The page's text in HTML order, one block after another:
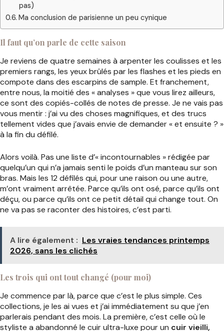
pas)
Ma conclusion de parisienne un peu cynique
Il faut qu’on parle de cette saison
Je reviens de quatre semaines à arpenter les coulisses et les
premiers rangs, les yeux brûlés par les flashes et les pieds en
compote dans des escarpins de sample. Et franchement,
entre nous, la moitié des « analyses » que vous lirez ailleurs,
ce sont des copiés-collés de notes de presse. Je ne vais pas
vous mentir : j’ai vu des choses magnifiques, et des trucs
tellement vides que j’avais envie de demander « et ensuite ? »
à la fin du défilé.
Alors voilà. Pas une liste d’« incontournables » rédigée par
quelqu’un qui n’a jamais senti le poids d’un manteau sur son
bras. Mais les 12 défilés qui, pour une raison ou une autre,
m’ont vraiment arrêtée. Parce qu’ils ont osé, parce qu’ils ont
déçu, ou parce qu’ils ont ce petit détail qui change tout. On
ne va pas se raconter des histoires, c’est parti.
A lire également : Les vraies tendances printemps
2026, sans les clichés
Les trois qui ont tout changé (pour moi)
Je commence par là, parce que c’est le plus simple. Ces
collections, je les ai vues et j’ai immédiatement su que j’en
parlerais pendant des mois. La première, c’est celle où le
styliste a abandonné le cuir ultra-luxe pour un cuir vieilli,